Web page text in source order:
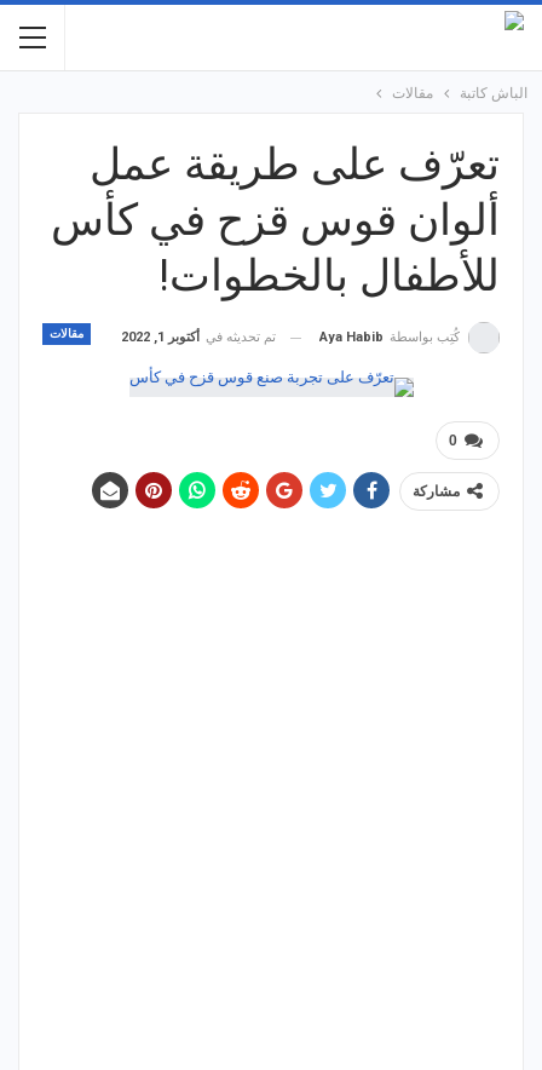
الباش كاتبة مقالات
تعرّف على طريقة عمل
ألوان قوس قزح في كأس
للأطفال بالخطوات!
مقالات كُتِب بواسطة Aya Habib تم تحديثه في أكتوبر 1, 2022
0
مشاركة